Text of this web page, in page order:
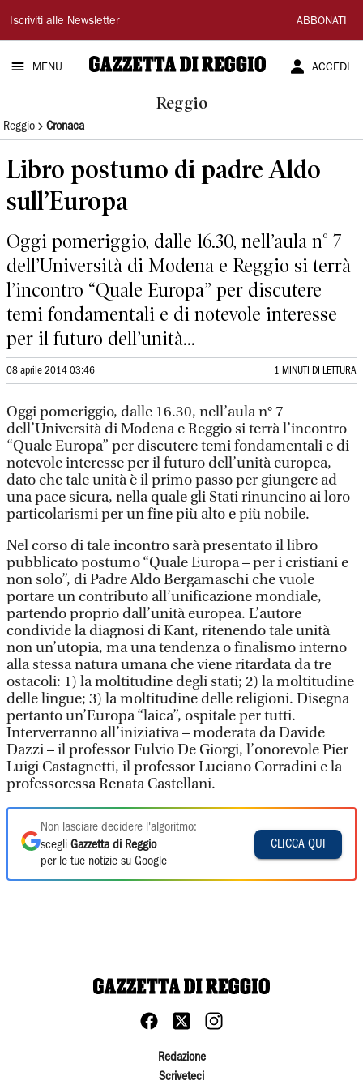
Gazzetta
di
Reggio
Iscriviti alle Newsletter ABBONATI
MENU ACCEDI
Reggio
Reggio Cronaca
Libro postumo di padre Aldo
sull’Europa
Oggi pomeriggio, dalle 16.30, nell’aula n° 7
dell’Università di Modena e Reggio si terrà
l’incontro “Quale Europa” per discutere
temi fondamentali e di notevole interesse
per il futuro dell’unità...
08 aprile 2014 03:46 1 MINUTI DI LETTURA
Oggi pomeriggio, dalle 16.30, nell’aula n° 7
dell’Università di Modena e Reggio si terrà l’incontro
“Quale Europa” per discutere temi fondamentali e di
notevole interesse per il futuro dell’unità europea,
dato che tale unità è il primo passo per giungere ad
una pace sicura, nella quale gli Stati rinuncino ai loro
particolarismi per un fine più alto e più nobile.
Nel corso di tale incontro sarà presentato il libro
pubblicato postumo “Quale Europa – per i cristiani e
non solo”, di Padre Aldo Bergamaschi che vuole
portare un contributo all’unificazione mondiale,
partendo proprio dall’unità europea. L’autore
condivide la diagnosi di Kant, ritenendo tale unità
non un’utopia, ma una tendenza o finalismo interno
alla stessa natura umana che viene ritardata da tre
ostacoli: 1) la moltitudine degli stati; 2) la moltitudine
delle lingue; 3) la moltitudine delle religioni. Disegna
pertanto un’Europa “laica”, ospitale per tutti.
Interverranno all’iniziativa – moderata da Davide
Dazzi – il professor Fulvio De Giorgi, l’onorevole Pier
Luigi Castagnetti, il professor Luciano Corradini e la
professoressa Renata Castellani.
Non lasciare decidere l'algoritmo:
scegli Gazzetta di Reggio
per le tue notizie su Google
CLICCA QUI
Redazione
Scriveteci